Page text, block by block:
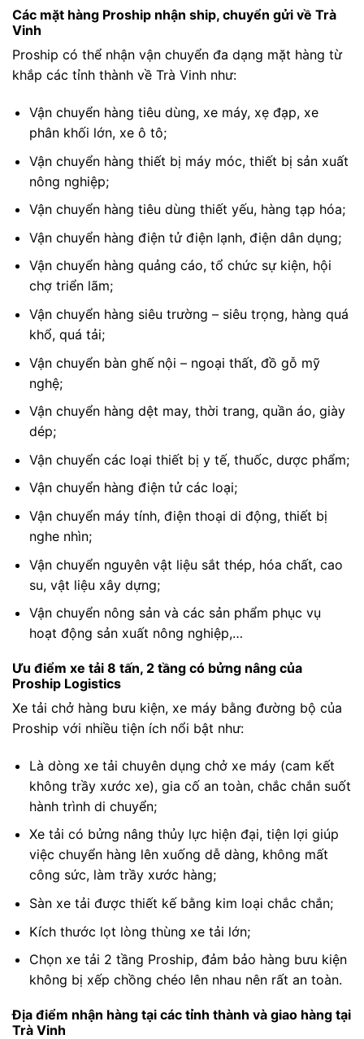
Các mặt hàng Proship nhận ship, chuyển gửi về Trà
Vinh
Proship có thể nhận vận chuyển đa dạng mặt hàng từ
khắp các tỉnh thành về Trà Vinh như:
Vận chuyển hàng tiêu dùng, xe máy, xẹ đạp, xe
phân khối lớn, xe ô tô;
Vận chuyển hàng thiết bị máy móc, thiết bị sản xuất
nông nghiệp;
Vận chuyển hàng tiêu dùng thiết yếu, hàng tạp hóa;
Vận chuyển hàng điện tử điện lạnh, điện dân dụng;
Vận chuyển hàng quảng cáo, tổ chức sự kiện, hội
chợ triển lãm;
Vận chuyển hàng siêu trường – siêu trọng, hàng quá
khổ, quá tải;
Vận chuyển bàn ghế nội – ngoại thất, đồ gỗ mỹ
nghệ;
Vận chuyển hàng dệt may, thời trang, quần áo, giày
dép;
Vận chuyển các loại thiết bị y tế, thuốc, dược phẩm;
Vận chuyển hàng điện tử các loại;
Vận chuyển máy tính, điện thoại di động, thiết bị
nghe nhìn;
Vận chuyển nguyên vật liệu sắt thép, hóa chất, cao
su, vật liệu xây dựng;
Vận chuyển nông sản và các sản phẩm phục vụ
hoạt động sản xuất nông nghiệp,…
Ưu điểm xe tải 8 tấn, 2 tầng có bửng nâng của
Proship Logistics
Xe tải chở hàng bưu kiện, xe máy bằng đường bộ của
Proship với nhiều tiện ích nổi bật như:
Là dòng xe tải chuyên dụng chở xe máy (cam kết
không trầy xước xe), gia cố an toàn, chắc chắn suốt
hành trình di chuyển;
Xe tải có bửng nâng thủy lực hiện đại, tiện lợi giúp
việc chuyển hàng lên xuống dễ dàng, không mất
công sức, làm trầy xước hàng;
Sàn xe tải được thiết kế bằng kim loại chắc chắn;
Kích thước lọt lòng thùng xe tải lớn;
Chọn xe tải 2 tầng Proship, đảm bảo hàng bưu kiện
không bị xếp chồng chéo lên nhau nên rất an toàn.
Địa điểm nhận hàng tại các tỉnh thành và giao hàng tại
Trà Vinh